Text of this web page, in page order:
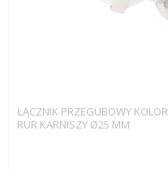
ŁĄCZNIK PRZEGUBOWY
RUR KARNISZY Ø25 MM